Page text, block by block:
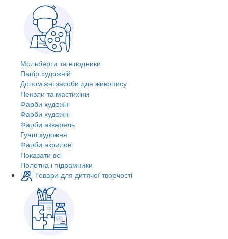
Мольберти та етюдники
Папір художній
Допоміжні засоби для живопису
Пензли та мастихіни
Фарби художні
Фарби художні
Фарби акварель
Гуаш художня
Фарби акрилові
Показати всі
Полотна і підрамники
Товари для дитячої творчості